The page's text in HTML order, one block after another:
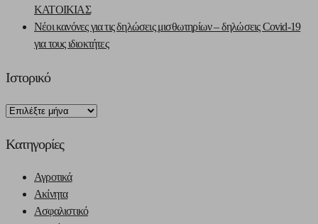
ΚΑΤΟΙΚΙΑΣ
Νέοι κανόνες για τις δηλώσεις μισθωτηρίων – δηλώσεις Covid-19
για τους ιδιοκτήτες
Ιστορικό
Ιστορικό
Kατηγορίες
Αγροτικά
Ακίνητα
Ασφαλιστικό